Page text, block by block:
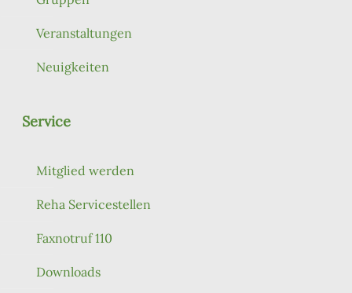
Veranstaltungen
Neuigkeiten
Service
Mitglied werden
Reha Servicestellen
Faxnotruf 110
Downloads